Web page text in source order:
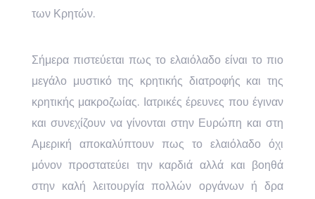
των Κρητών.
Σήμερα πιστεύεται πως το ελαιόλαδο είναι το πιο
μεγάλο μυστικό της κρητικής διατροφής και της
κρητικής μακροζωίας. Ιατρικές έρευνες που έγιναν
και συνεχίζουν να γίνονται στην Ευρώπη και στη
Αμερική αποκαλύπτουν πως το ελαιόλαδο όχι
μόνον προστατεύει την καρδιά αλλά και βοηθά
στην καλή λειτουργία πολλών οργάνων ή δρα